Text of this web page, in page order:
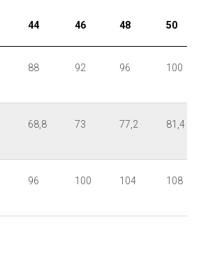
44 46 48 50
88 92 96 100
68,8 73 77,2 81,4
96 100 104 108